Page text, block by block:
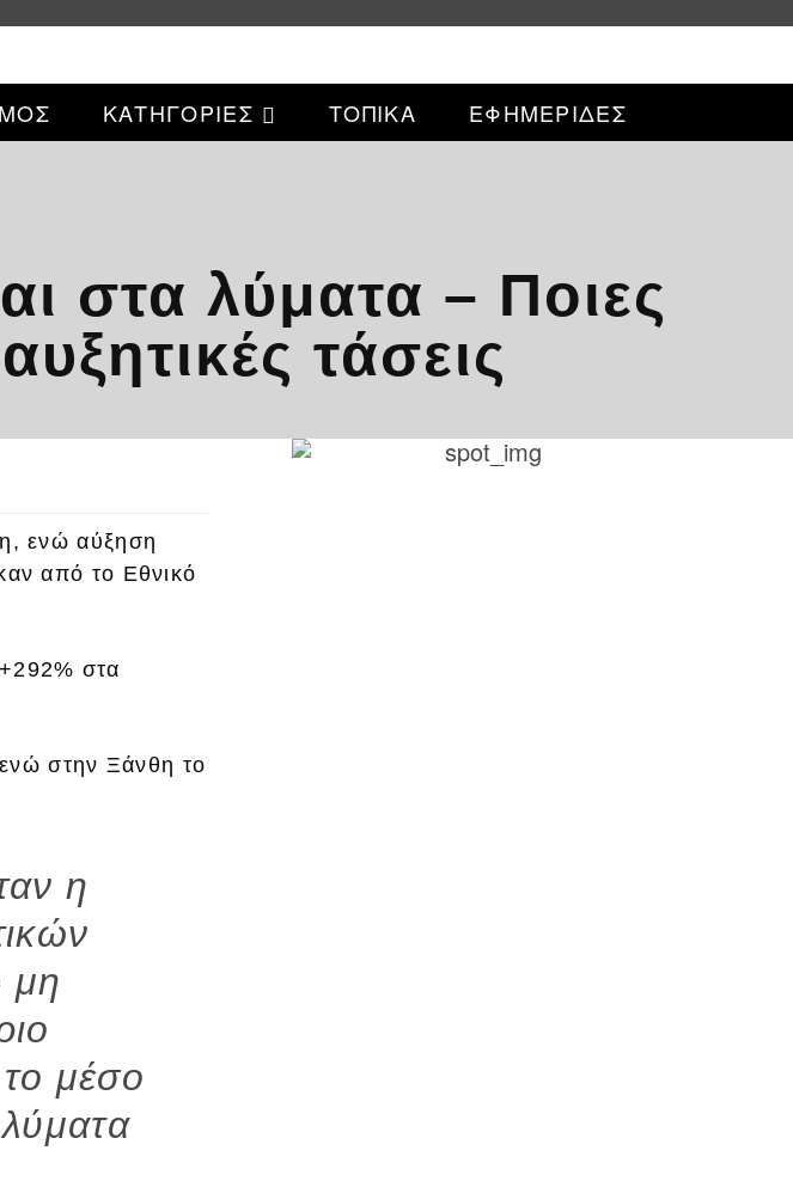
ΚΑΤΗΓΟΡΙΕΣ ΤΟΠΙΚΑ ΕΦΗΜΕΡΙΔΕΣ
στα λύματα – Ποιες
τάσεις
ενώ αύξηση
από το Εθνικό
στα
ενώ στην Ξάνθη το
η
μη
μέσο